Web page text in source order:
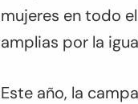
mujeres en todo
amplias por la
Este año, la